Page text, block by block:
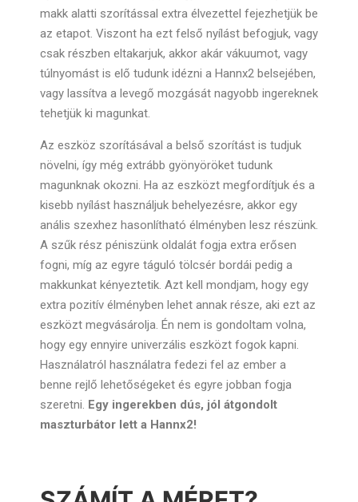
makk alatti szorítással extra élvezettel fejezhetjük be
az etapot. Viszont ha ezt felső nyílást befogjuk, vagy
csak részben eltakarjuk, akkor akár vákuumot, vagy
túlnyomást is elő tudunk idézni a Hannx2 belsejében,
vagy lassítva a levegő mozgását nagyobb ingereknek
tehetjük ki magunkat.
Az eszköz szorításával a belső szorítást is tudjuk
növelni, így még extrább gyönyöröket tudunk
magunknak okozni. Ha az eszközt megfordítjuk és a
kisebb nyílást használjuk behelyezésre, akkor egy
anális szexhez hasonlítható élményben lesz részünk.
A szűk rész péniszünk oldalát fogja extra erősen
fogni, míg az egyre táguló tölcsér bordái pedig a
makkunkat kényeztetik. Azt kell mondjam, hogy egy
extra pozitív élményben lehet annak része, aki ezt az
eszközt megvásárolja. Én nem is gondoltam volna,
hogy egy ennyire univerzális eszközt fogok kapni.
Használatról használatra fedezi fel az ember a
benne rejlő lehetőségeket és egyre jobban fogja
szeretni. Egy ingerekben dús, jól átgondolt
maszturbátor lett a Hannx2!